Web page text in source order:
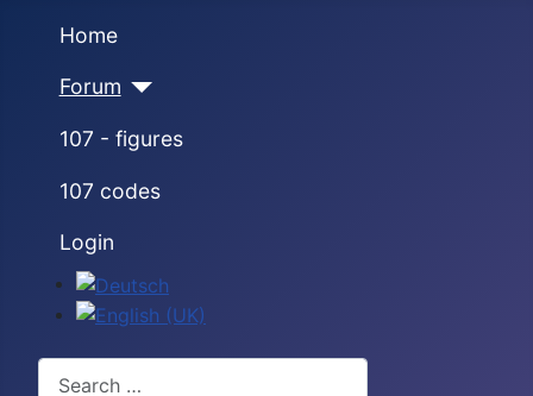
Home
Forum
107 - figures
107 codes
Login
Select your language